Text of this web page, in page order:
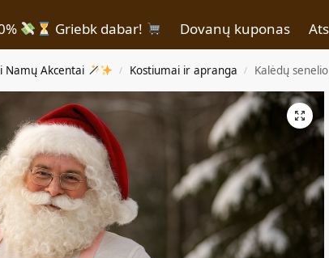
Griebk dabar! Dovanų kuponas
Namų Akcentai / Kostiumai ir apranga / Kalėdų